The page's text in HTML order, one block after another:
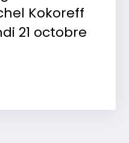
Kokoreff
21 octobre